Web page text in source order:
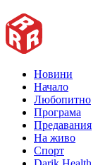
Новини
Начало
Любопитно
Програма
Предавания
На живо
Спорт